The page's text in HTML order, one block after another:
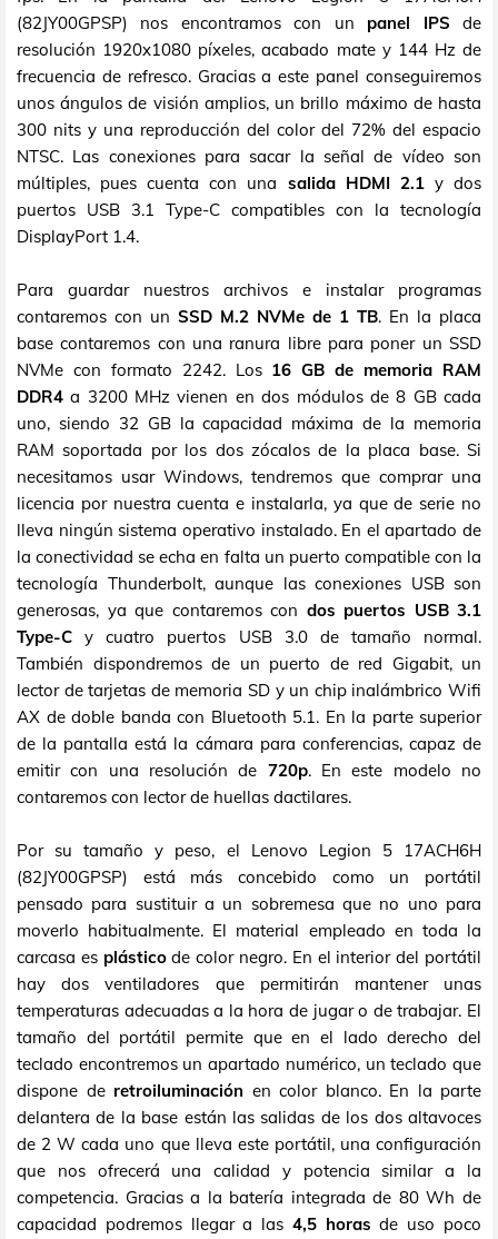
(82JY00GPSP) nos encontramos con un panel IPS de
resolución 1920x1080 píxeles, acabado mate y 144 Hz de
frecuencia de refresco. Gracias a este panel conseguiremos
unos ángulos de visión amplios, un brillo máximo de hasta
300 nits y una reproducción del color del 72% del espacio
NTSC. Las conexiones para sacar la señal de vídeo son
múltiples, pues cuenta con una salida HDMI 2.1y dos
puertos USB 3.1 Type-C compatibles con la tecnología
DisplayPort 1.4.
Para guardar nuestros archivos e instalar programas
contaremos con un SSD M.2 NVMe de 1 TB. En la placa
base contaremos con una ranura libre para poner un SSD
NVMe con formato 2242. Los 16 GB de memoria RAM
DDR4 a 3200 MHz vienen en dos módulos de 8 GB cada
uno, siendo 32 GB la capacidad máxima de la memoria
RAM soportada por los dos zócalos de la placa base. Si
necesitamos usar Windows, tendremos que comprar una
licencia por nuestra cuenta e instalarla, ya que de serie no
lleva ningún sistema operativo instalado. En el apartado de
la conectividad se echa en falta un puerto compatible con la
tecnología Thunderbolt, aunque las conexiones USB son
generosas, ya que contaremos con dos puertos USB 3.1
Type-C y cuatro puertos USB 3.0 de tamaño normal.
También dispondremos de un puerto de red Gigabit, un
lector de tarjetas de memoria SD y un chip inalámbrico Wifi
AX de doble banda con Bluetooth 5.1. En la parte superior
de la pantalla está la cámara para conferencias, capaz de
emitir con una resolución de 720p. En este modelo no
contaremos con lector de huellas dactilares.
Por su tamaño y peso, el Lenovo Legion 5 17ACH6H
(82JY00GPSP) está más concebido como un portátil
pensado para sustituir a un sobremesa que no uno para
moverlo habitualmente. El material empleado en toda la
carcasa es plásticode color negro. En el interior del portátil
hay dos ventiladores que permitirán mantener unas
temperaturas adecuadas a la hora de jugar o de trabajar. El
tamaño del portátil permite que en el lado derecho del
teclado encontremos un apartado numérico, un teclado que
dispone de retroiluminación en color blanco. En la parte
delantera de la base están las salidas de los dos altavoces
de 2 W cada uno que lleva este portátil, una configuración
que nos ofrecerá una calidad y potencia similar a la
competencia. Gracias a la batería integrada de 80 Wh de
capacidad podremos llegar a las 4,5 horas de uso poco